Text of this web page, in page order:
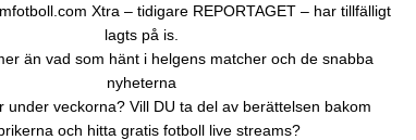
Xtra – tidigare REPORTAGET – har tillfälligt
lagts på is.
än vad som hänt i helgens matcher och de snabba
nyheterna
under veckorna? Vill DU ta del av berättelsen bakom
och hitta gratis fotboll live streams?